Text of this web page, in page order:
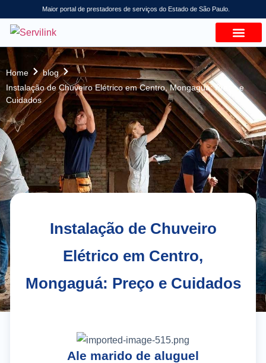
Maior portal de prestadores de serviços do Estado de São Paulo.
Home
blog
Instalação de Chuveiro Elétrico em Centro, Mongaguá: Preço e
Cuidados
Instalação de Chuveiro
Elétrico em Centro,
Mongaguá: Preço e Cuidados
Ale marido de aluguel